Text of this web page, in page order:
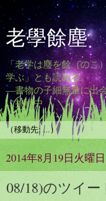
老學餘
「老学は塵を餘（のこ
学ぶ」とも読める。
―書物の子細無量に出
に挑戦中
2014年8月19日火曜日
08/18)のツイー